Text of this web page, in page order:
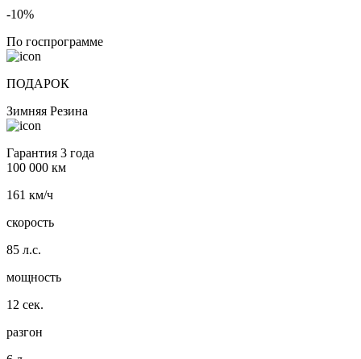
-10%
По госпрограмме
ПОДАРОК
Зимняя Резина
Гарантия 3 года
100 000 км
161 км/ч
скорость
85 л.с.
мощность
12 сек.
разгон